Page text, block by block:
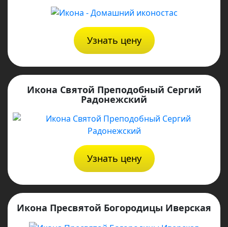
Узнать цену
Икона Святой Преподобный Сергий
Радонежский
Узнать цену
Икона Пресвятой Богородицы Иверская